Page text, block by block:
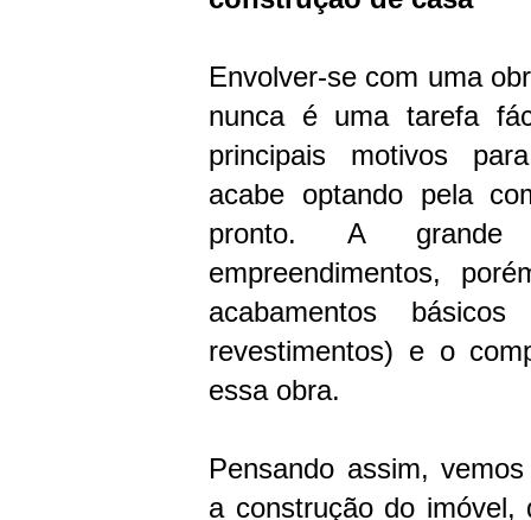
Envolver-se com uma
nunca é uma tarefa
principais motivos
acabe optando pela
pronto. A grande
empreendimentos,
acabamentos
revestimentos) e o
essa obra.
Pensando assim,
a construção do imóvel,